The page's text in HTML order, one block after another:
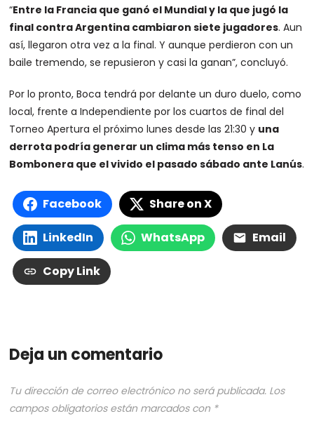
“Entre la Francia que ganó el Mundial y la que jugó la
final contra Argentina cambiaron siete jugadores. Aun
así, llegaron otra vez a la final. Y aunque perdieron con un
baile tremendo, se repusieron y casi la ganan”, concluyó.
Por lo pronto, Boca tendrá por delante un duro duelo, como
local, frente a Independiente por los cuartos de final del
Torneo Apertura el próximo lunes desde las 21:30 y una
derrota podría generar un clima más tenso en La
Bombonera que el vivido el pasado sábado ante Lanús.
Facebook Share on X
LinkedIn WhatsApp Email
Copy Link
Deja un comentario
Tu dirección de correo electrónico no será publicada. Los
campos obligatorios están marcados con *